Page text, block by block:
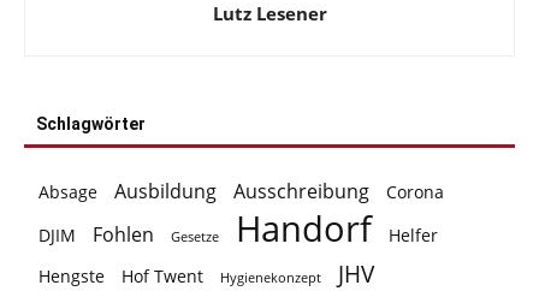
Lutz Lesener
Schlagwörter
Absage Ausbildung Ausschreibung
Corona
DJIM
Fohlen Gesetze Handorf
Helfer
Hengste
Hof Twent Hygienekonzept JHV